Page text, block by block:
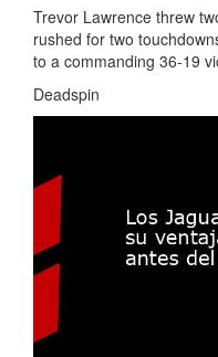
Trevor Lawrence threw
rushed for two
to a commanding 36-19
Deadspin